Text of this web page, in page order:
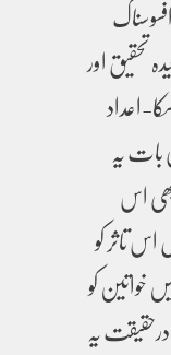
تحقیق اور
اعداد
بات یہ
اس
تاثر کو
خواتین کو
یہ